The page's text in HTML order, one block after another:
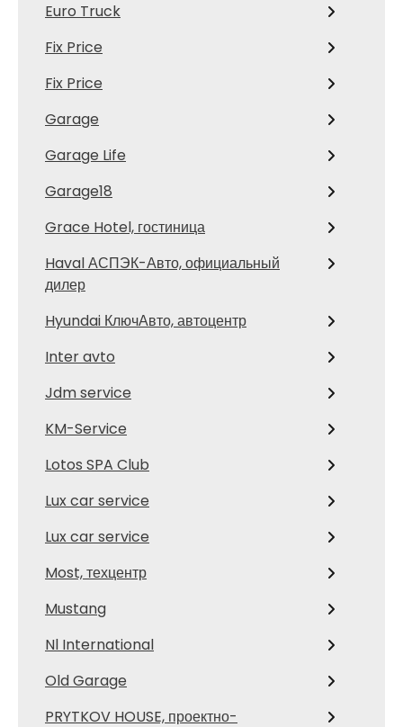
Euro Truck
Fix Price
Fix Price
Garage
Garage Life
Garage18
Grace Hotel, гостиница
Haval АСПЭК-Авто, официальный
дилер
Hyundai КлючАвто, автоцентр
Inter avto
Jdm service
KM-Service
Lotos SPA Club
Lux car service
Lux car service
Most, техцентр
Mustang
Nl International
Old Garage
PRYTKOV HOUSE, проектно-